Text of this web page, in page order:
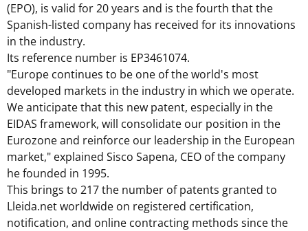
(EPO), is valid for 20 years and is the fourth that the
Spanish-listed company has received for its innovations
in the industry.
Its reference number is EP3461074.
"Europe continues to be one of the world's most
developed markets in the industry in which we operate.
We anticipate that this new patent, especially in the
EIDAS framework, will consolidate our position in the
Eurozone and reinforce our leadership in the European
market," explained Sisco Sapena, CEO of the company
he founded in 1995.
This brings to 217 the number of patents granted to
Lleida.net worldwide on registered certification,
notification, and online contracting methods since the